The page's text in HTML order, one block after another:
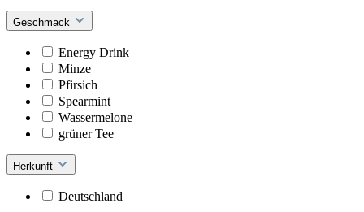
Geschmack
Energy Drink
Minze
Pfirsich
Spearmint
Wassermelone
grüner Tee
Herkunft
Deutschland